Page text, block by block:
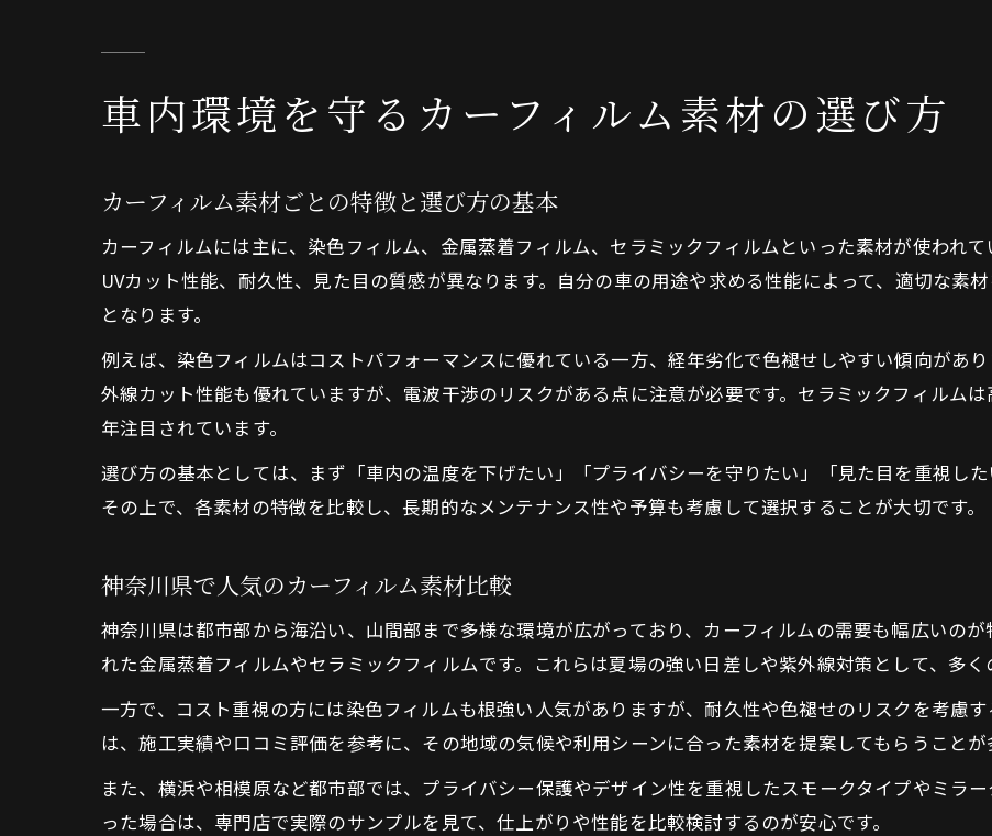
カーフィルム素材の快適性と選び方のコツ
神奈川で注目のカーフィルム素材を徹底比較
カーフィルム専門店が教える素材の選び方
神奈川で注目されるカーフィルム性能とは
神奈川県で選ばれるカーフィルムの性能比較
UVカットや遮熱に優れたカーフィルム素材
カーフィルム専門店推奨の性能ポイント
断熱とUVカットの違いを素材ごとに徹底解説
断熱とUVカット両立のカーフィルム選び方
カーフィルム専門店で聞く素材別特徴
快適車内に導くカーフィルム性能の選択法
おすすめのカーフィルム素材と神奈川施工ポイント
カーフィルム素材選びと施工の重要ポイント
神奈川県で人気のカーフィルム素材一覧
車内環境を守るカーフィルム素材の選び方
カーフィルム素材ごとの特徴と選び方の基本
カーフィルムには主に、染色フィルム、金属蒸着フィルム、セラミックフィルムといった素材が使われ
UVカット性能、耐久性、見た目の質感が異なります。自分の車の用途や求める性能によって、適切な素
となります。
例えば、染色フィルムはコストパフォーマンスに優れている一方、経年劣化で色褪せしやすい傾向があ
外線カット性能も優れていますが、電波干渉のリスクがある点に注意が必要です。セラミックフィルム
年注目されています。
選び方の基本としては、まず「車内の温度を下げたい」「プライバシーを守りたい」「見た目を重視し
その上で、各素材の特徴を比較し、長期的なメンテナンス性や予算も考慮して選択することが大切です。
神奈川県で人気のカーフィルム素材比較
神奈川県は都市部から海沿い、山間部まで多様な環境が広がっており、カーフィルムの需要も幅広いの
れた金属蒸着フィルムやセラミックフィルムです。これらは夏場の強い日差しや紫外線対策として、多く
一方で、コスト重視の方には染色フィルムも根強い人気がありますが、耐久性や色褪せのリスクを考慮
は、施工実績や口コミ評価を参考に、その地域の気候や利用シーンに合った素材を提案してもらうことが
また、横浜や相模原など都市部では、プライバシー保護やデザイン性を重視したスモークタイプやミラ
った場合は、専門店で実際のサンプルを見て、仕上がりや性能を比較検討するのが安心です。